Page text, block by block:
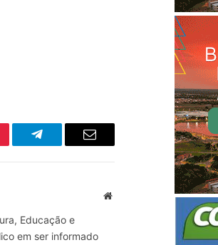
TelegramaE-
Site
Educação e
em ser informado